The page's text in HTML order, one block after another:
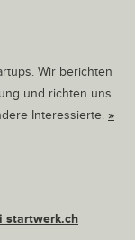
Wir berichten
und richten uns
Interessierte. »
startwerk.ch